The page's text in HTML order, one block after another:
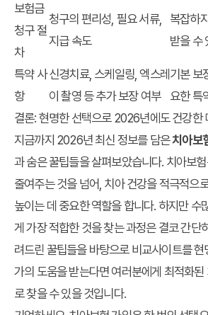
보험금
청구 절
차
청구의 편리성, 필요 서류,
지급 속도
복잡하
받을 수
특약 사
항
신경치료, 스케일링, 엑스레
이 촬영 등 추가 보장 여부
기본 보
요한 특
결론: 현명한 선택으로 2026년에도 건강한
지금까지 2026년 최신 정보를 담은치아보
과 숨은 꿀팁들을 살펴보았습니다. 치아보
줄여주는 것을 넘어, 치아 건강을 적극적으
높이는 데 중요한 역할을 합니다. 하지만 수
게 가장 적합한 것을 찾는 과정은 결코 간단
려드린 꿀팁들을 바탕으로 비교사이트를
가의 도움을 받는다면 여러분에게 최적화
로 찾을 수 있을 것입니다.